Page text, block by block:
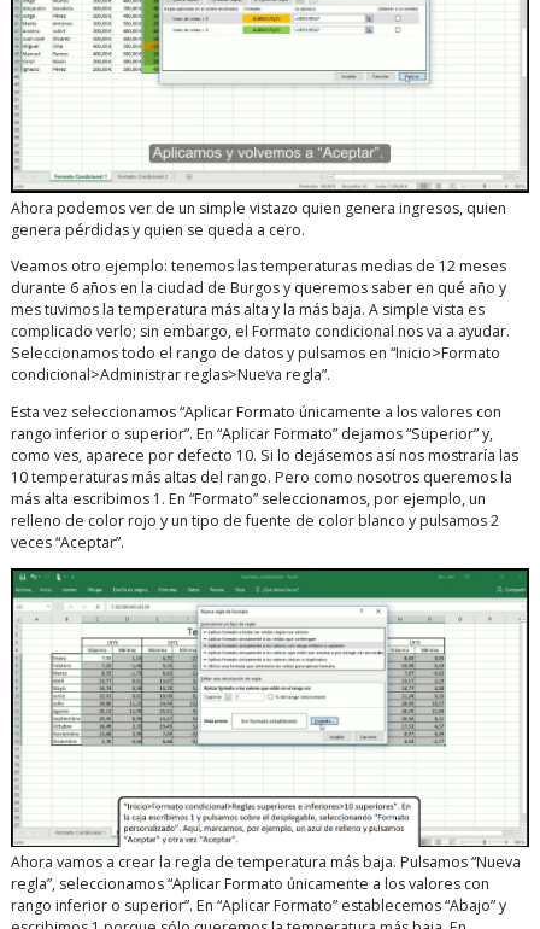
Ahora podemos ver de un simple vistazo quien genera ingresos, quien
genera pérdidas y quien se queda a cero.
Veamos otro ejemplo: tenemos las temperaturas medias de 12 meses
durante 6 años en la ciudad de Burgos y queremos saber en qué año y
mes tuvimos la temperatura más alta y la más baja. A simple vista es
complicado verlo; sin embargo, el Formato condicional nos va a ayudar.
Seleccionamos todo el rango de datos y pulsamos en “Inicio>Formato
condicional>Administrar reglas>Nueva regla”.
Esta vez seleccionamos “Aplicar Formato únicamente a los valores con
rango inferior o superior”. En “Aplicar Formato” dejamos “Superior” y,
como ves, aparece por defecto 10. Si lo dejásemos así nos mostraría las
10 temperaturas más altas del rango. Pero como nosotros queremos la
más alta escribimos 1. En “Formato” seleccionamos, por ejemplo, un
relleno de color rojo y un tipo de fuente de color blanco y pulsamos 2
veces “Aceptar”.
Ahora vamos a crear la regla de temperatura más baja. Pulsamos “Nueva
regla”, seleccionamos “Aplicar Formato únicamente a los valores con
rango inferior o superior”. En “Aplicar Formato” establecemos “Abajo” y